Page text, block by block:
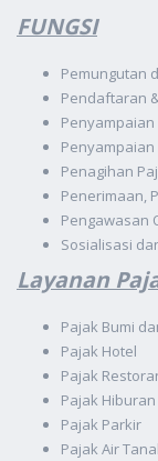
FUNGSI
Pemungutan
Pendaftaran
Penyampaian
Penyampaian
Penagihan
Penerimaan,
Pengawasan
Sosialisasi
Layanan
Pajak Bumi
Pajak Hotel
Pajak
Pajak Hiburan
Pajak Parkir
Pajak Air